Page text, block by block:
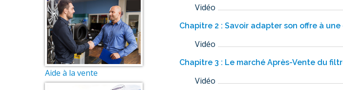
Aide à la vente
Vidéo
Chapitre 2 : Savoir adapter son offre à
Vidéo
Chapitre 3 : Le marché Après-Vente du
Vidéo